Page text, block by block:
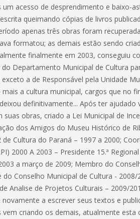
um acesso de desprendimento e baixo-
queimando cópias de livros
apenas três obras foram
formatou; as demais estão sendo
finalmente em 2003, conseguiu
Departamento Municipal de Cultura
a de Responsável pela Unidade
mais a cultura municipal, cargos que no
definitivamente... Após ter
suas obras, criado a Lei Municipal de
dos Amigos do Museu Histórico de
de Cultura do Paraná – 1997 a 2000;
2000 A 2003 – Presidente 15.ª
a março de 2009; Membro do
do Conselho Municipal de Cultura -
Analise de Projetos Culturais – 2009/
novamente a escrever seus textos e
vem criando os demais, atualmente